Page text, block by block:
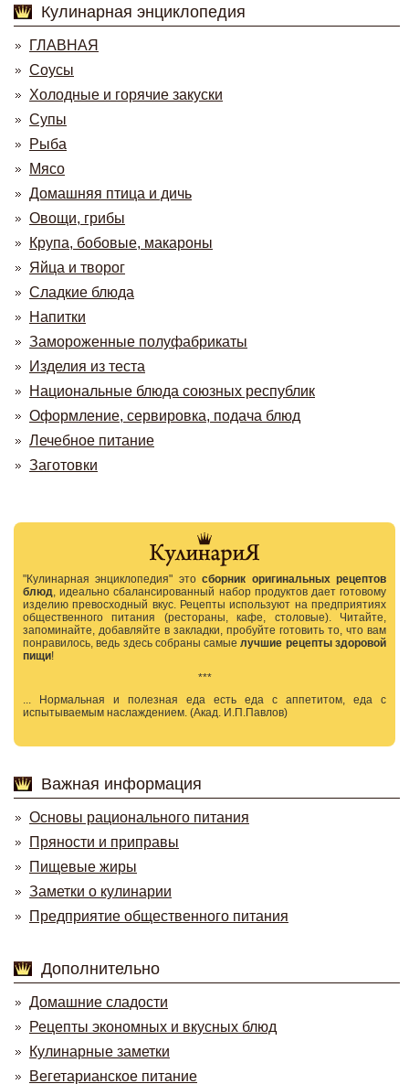
Кулинарная энциклопедия
ГЛАВНАЯ
Соусы
Холодные и горячие закуски
Супы
Рыба
Мясо
Домашняя птица и дичь
Овощи, грибы
Крупа, бобовые, макароны
Яйца и творог
Сладкие блюда
Напитки
Замороженные полуфабрикаты
Изделия из теста
Национальные блюда союзных республик
Оформление, сервировка, подача блюд
Лечебное питание
Заготовки
"Кулинарная энциклопедия" этосборник оригинальных рецептов
блюд, идеально сбалансированный набор продуктов дает готовому
изделию превосходный вкус. Рецепты используют на предприятиях
общественного питания (рестораны, кафе, столовые). Читайте,
запоминайте, добавляйте в закладки, пробуйте готовить то, что вам
понравилось, ведь здесь собраны самыелучшие рецепты здоровой
пищи!
***
... Нормальная и полезная еда есть еда с аппетитом, еда с
испытываемым наслаждением. (Акад. И.П.Павлов)
Важная информация
Основы рационального питания
Пряности и приправы
Пищевые жиры
Заметки о кулинарии
Предприятие общественного питания
Дополнительно
Домашние сладости
Рецепты экономных и вкусных блюд
Кулинарные заметки
Вегетарианское питание